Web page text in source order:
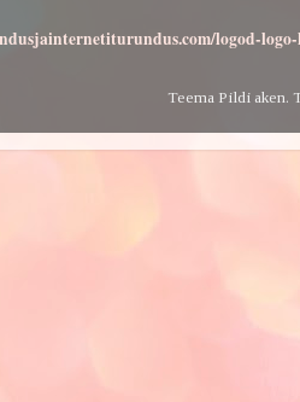
logod-
Teema Pildi aken.